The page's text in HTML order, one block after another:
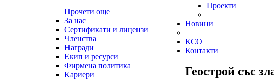
Прочети още
За нас
Сертификати и лицензи
Членства
Награди
Екип и ресурси
Фирмена политика
Кариери
Проекти
Новини
КСО
Контакти
Геострой със